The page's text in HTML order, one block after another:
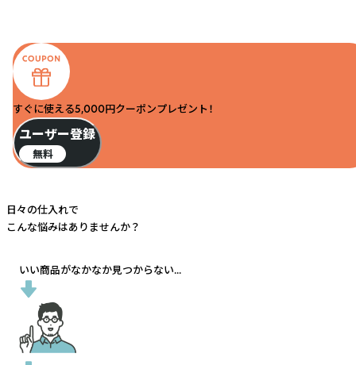
すぐに使える5,000円クーポンプレゼント！
ユーザー登録
無料
日々の仕入れで
こんな悩みはありませんか？
いい商品がなかなか見つからない...